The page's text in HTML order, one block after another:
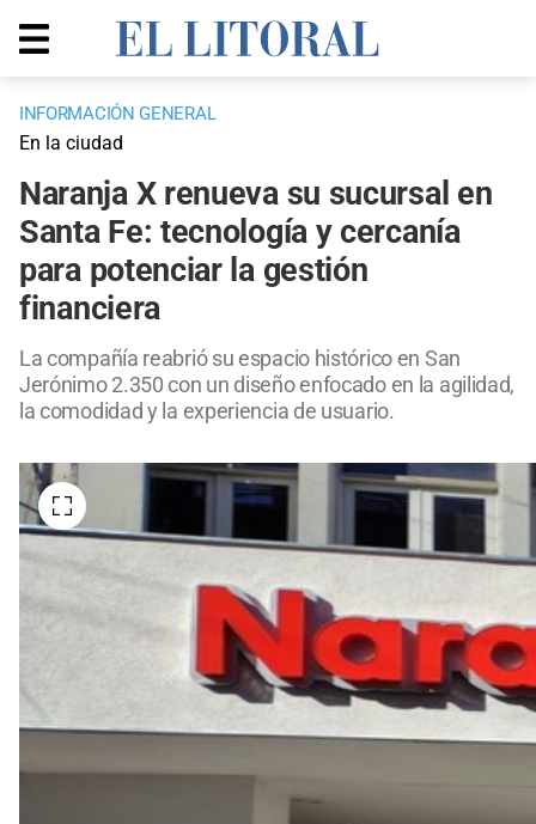
INFORMACIÓN GENERAL
En la ciudad
Naranja X renueva su sucursal en
Santa Fe: tecnología y cercanía
para potenciar la gestión
financiera
La compañía reabrió su espacio histórico en San
Jerónimo 2.350 con un diseño enfocado en la agilidad,
la comodidad y la experiencia de usuario.